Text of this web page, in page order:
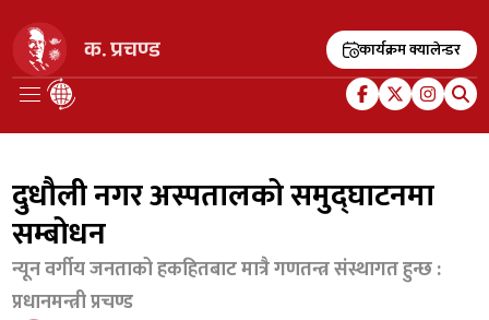
कार्यक्रम क्यालेन्डर
दुधौली नगर अस्पतालको समुद्घाटनमा
सम्बोधन
न्यून वर्गीय जनताको हकहितबाट मात्रै गणतन्त्र संस्थागत हुन्छ :
प्रधानमन्त्री प्रचण्ड